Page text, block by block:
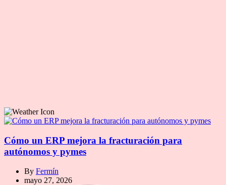
Cómo un ERP mejora la fracturación para
autónomos y pymes
By Fermín
mayo 27, 2026